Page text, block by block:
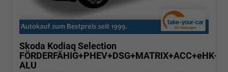
Skoda Kodiaq Selection
ALU